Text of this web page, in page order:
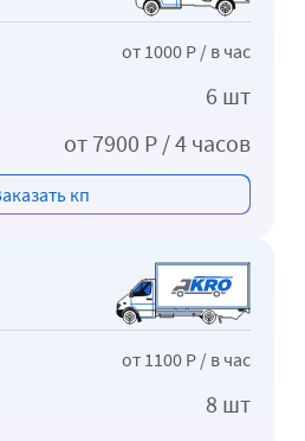
от 1000 Р / в час
6 шт
от 7900 Р / 4 часов
кп
от 1100 Р / в час
8 шт